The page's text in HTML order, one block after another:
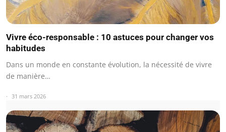
Vivre éco-responsable : 10 astuces pour changer vos
habitudes
Dans un monde en constante évolution, la nécessité de vivre
de manière…
31 mars 2026